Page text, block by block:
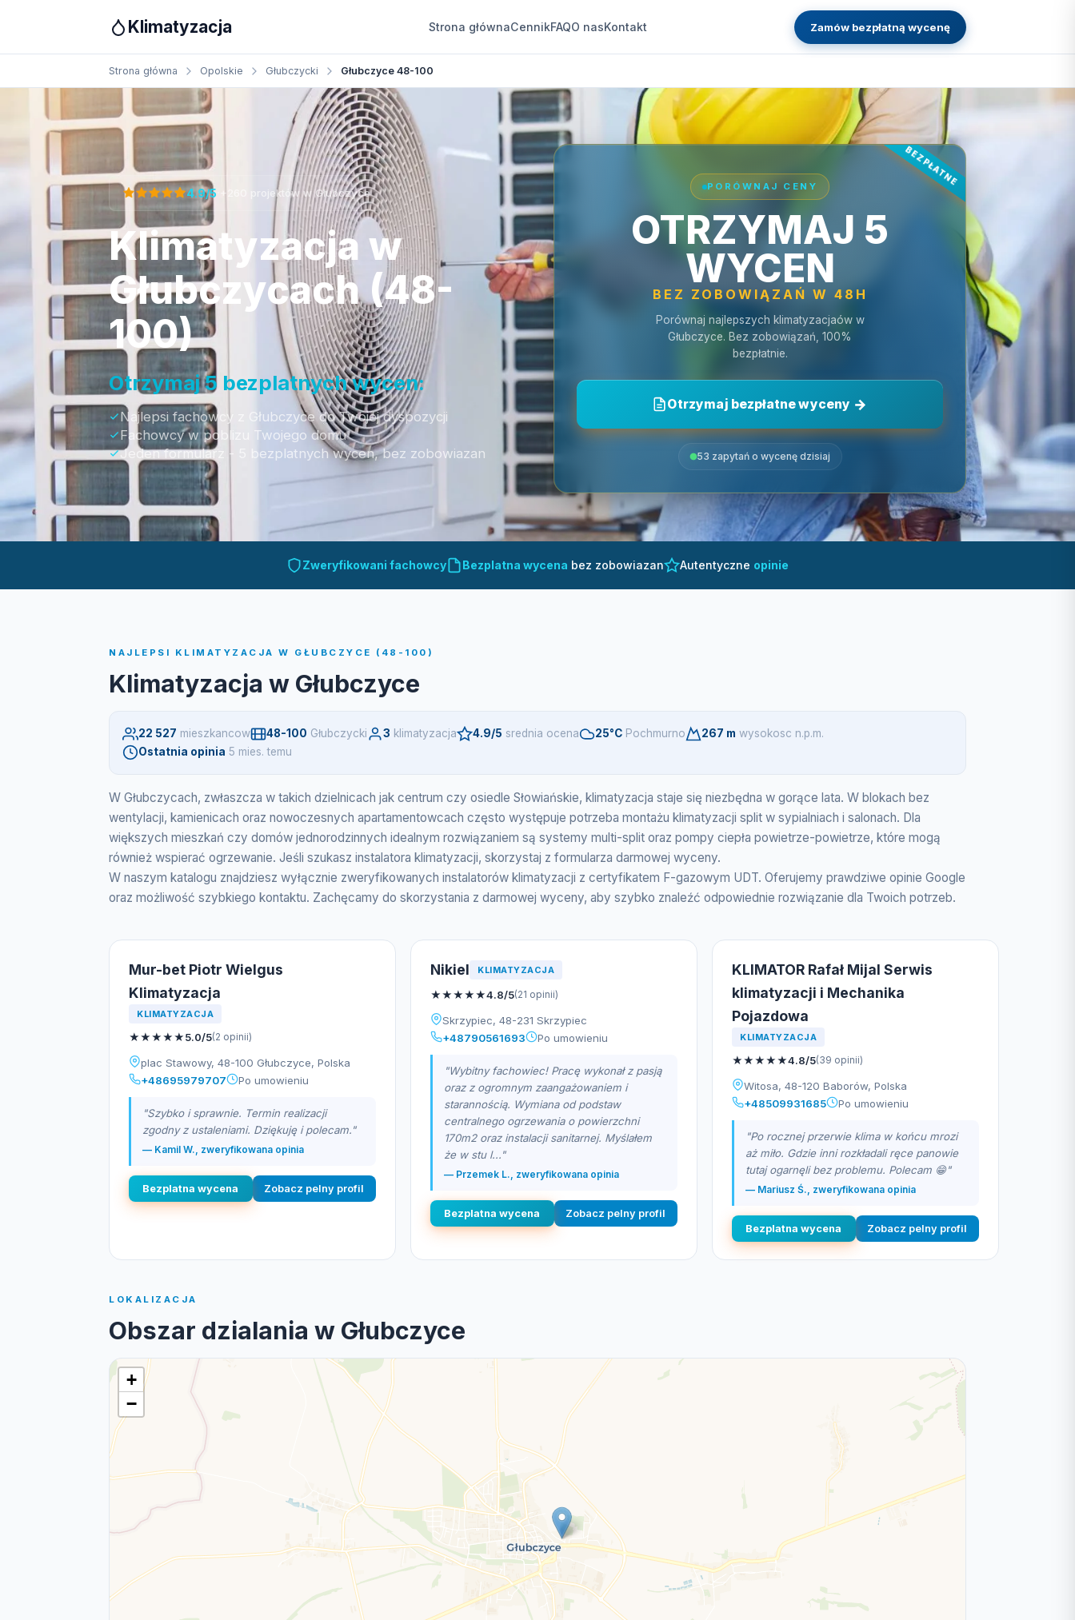
Klimatyzacja Strona głównaCennikFAQO nasKontakt Zamów bezpłatną wycenę
Strona główna Opolskie Głubczycki Głubczyce 48-100
4.9/5 +260 projektów w Głubczyce
Klimatyzacja w
Głubczycach (48-
100)
Otrzymaj 5 bezplatnych wycen:
Najlepsi fachowcy z Głubczyce do Twojej dyspozycji
Fachowcy w poblizu Twojego domu
Jeden formularz - 5 bezplatnych wycen, bez zobowiazan
PORÓWNAJ CENY
OTRZYMAJ 5
WYCEN
BEZ ZOBOWIĄZAŃ W 48H
Porównaj najlepszych klimatyzacjaów w
Głubczyce. Bez zobowiązań, 100%
bezpłatnie.
Otrzymaj bezpłatne wyceny
53 zapytań o wycenę dzisiaj
Zweryfikowani fachowcy Bezplatna wycena bez zobowiazan Autentyczne opinie
NAJLEPSI KLIMATYZACJA W GŁUBCZYCE (48-100)
Klimatyzacja w Głubczyce
22 527 mieszkancow 48-100 Głubczycki 3 klimatyzacja 4.9/5 srednia ocena 25°C Pochmurno 267 m wysokosc n.p.m.
Ostatnia opinia 5 mies. temu
W Głubczycach, zwłaszcza w takich dzielnicach jak centrum czy osiedle Słowiańskie, klimatyzacja staje się niezbędna w gorące lata. W blokach bez
wentylacji, kamienicach oraz nowoczesnych apartamentowcach często występuje potrzeba montażu klimatyzacji split w sypialniach i salonach. Dla
większych mieszkań czy domów jednorodzinnych idealnym rozwiązaniem są systemy multi-split oraz pompy ciepła powietrze-powietrze, które mogą
również wspierać ogrzewanie. Jeśli szukasz instalatora klimatyzacji, skorzystaj z formularza darmowej wyceny.
W naszym katalogu znajdziesz wyłącznie zweryfikowanych instalatorów klimatyzacji z certyfikatem F-gazowym UDT. Oferujemy prawdziwe opinie Google
oraz możliwość szybkiego kontaktu. Zachęcamy do skorzystania z darmowej wyceny, aby szybko znaleźć odpowiednie rozwiązanie dla Twoich potrzeb.
Mur-bet Piotr Wielgus
Klimatyzacja
KLIMATYZACJA
★★★★★5.0/5(2 opinii)
plac Stawowy, 48-100 Głubczyce, Polska
+48695979707
Po umowieniu
"Szybko i sprawnie. Termin realizacji
zgodny z ustaleniami. Dziękuję i polecam."
— Kamil W., zweryfikowana opinia
Bezplatna wycena Zobacz pelny profil
Nikiel KLIMATYZACJA
★★★★★4.8/5(21 opinii)
Skrzypiec, 48-231 Skrzypiec
+48790561693
Po umowieniu
"Wybitny fachowiec! Pracę wykonał z pasją
oraz z ogromnym zaangażowaniem i
starannością. Wymiana od podstaw
centralnego ogrzewania o powierzchni
170m2 oraz instalacji sanitarnej. Myślałem
że w stu l..."
— Przemek L., zweryfikowana opinia
Bezplatna wycena Zobacz pelny profil
KLIMATOR Rafał Mijal Serwis
klimatyzacji i Mechanika
Pojazdowa
KLIMATYZACJA
★★★★★4.8/5(39 opinii)
Witosa, 48-120 Baborów, Polska
+48509931685
Po umowieniu
"Po rocznej przerwie klima w końcu mrozi
aż miło. Gdzie inni rozkładali ręce panowie
tutaj ogarnęli bez problemu. Polecam 😁"
— Mariusz Ś., zweryfikowana opinia
Bezplatna wycena Zobacz pelny profil
LOKALIZACJA
Obszar dzialania w Głubczyce
+
−